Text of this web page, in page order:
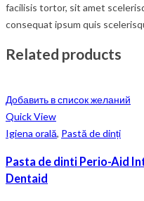
facilisis tortor, sit amet
consequat ipsum quis
Related products
Добавить в список желаний
Quick View
Igiena orală, Pastă de dinți
Pasta de dinti Perio-Aid
Dentaid